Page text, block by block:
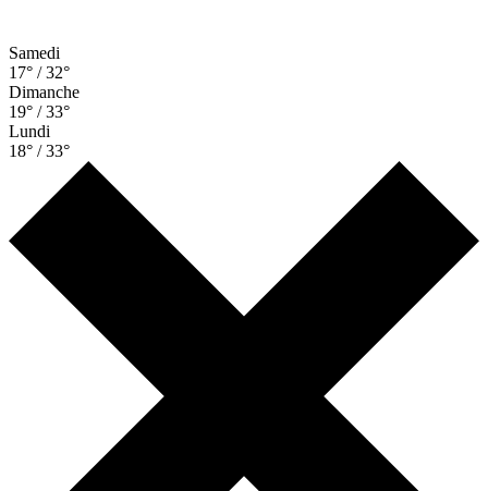
Samedi
17° / 32°
Dimanche
19° / 33°
Lundi
18° / 33°